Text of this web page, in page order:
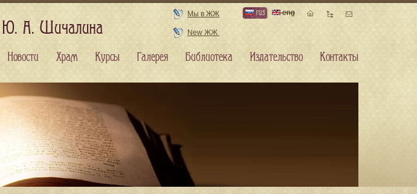
Ю. А. Шичалина
Мы в ЖЖ
New ЖЖ
rus eng
Новости Храм Курсы Галерея Библиотека Издательство Контакты